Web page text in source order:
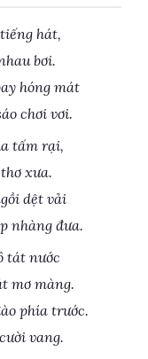
hát,
bơi.
hóng mát
chơi vơi.
tấm rại,
xưa.
dệt vải
nhàng đưa.
tát nước
mơ màng.
phía trước.
vang.